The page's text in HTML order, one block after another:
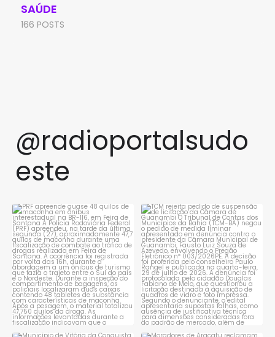
SAÚDE
166 POSTS
@radioportalsudo
este
PRF apreende quase 48 quilos
de maconha em ônibus...
1 0
TCM rejeita pedido de
suspensão de licitação da...
1 0